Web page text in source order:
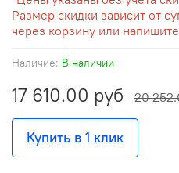
Наличие: В наличии
17 610.00 руб 20
Купить в 1 клик
Размер скидки зависит от
через корзину или